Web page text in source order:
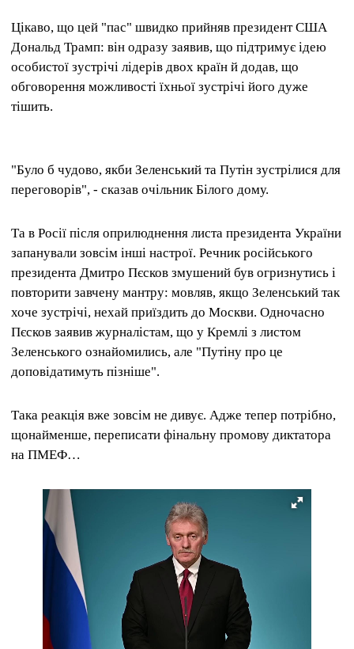
Цікаво, що цей "пас" швидко прийняв президент США
Дональд Трамп: він одразу заявив, що підтримує ідею
особистої зустрічі лідерів двох країн й додав, що
обговорення можливості їхньої зустрічі його дуже
тішить.
"Було б чудово, якби Зеленський та Путін зустрілися для
переговорів", - сказав очільник Білого дому.
Та в Росії після оприлюднення листа президента України
запанували зовсім інші настрої. Речник російського
президента Дмитро Пєсков змушений був огризнутись і
повторити завчену мантру: мовляв, якщо Зеленський так
хоче зустрічі, нехай приїздить до Москви. Одночасно
Пєсков заявив журналістам, що у Кремлі з листом
Зеленського ознайомились, але "Путіну про це
доповідатимуть пізніше".
Така реакція вже зовсім не дивує. Адже тепер потрібно,
щонайменше, переписати фінальну промову диктатора
на ПМЕФ…